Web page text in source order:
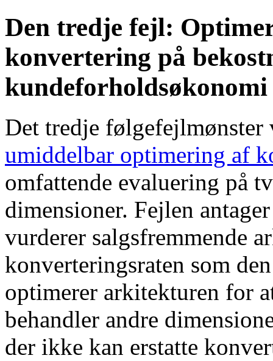
Den tredje fejl:
konvertering på
kundeforholdsøkonomi
Det tredje følgefejlmønster
umiddelbar optimering af
omfattende evaluering på
dimensioner. Fejlen
vurderer salgsfremmende
konverteringsraten som
optimerer arkitekturen for
behandler andre
der ikke kan erstatte